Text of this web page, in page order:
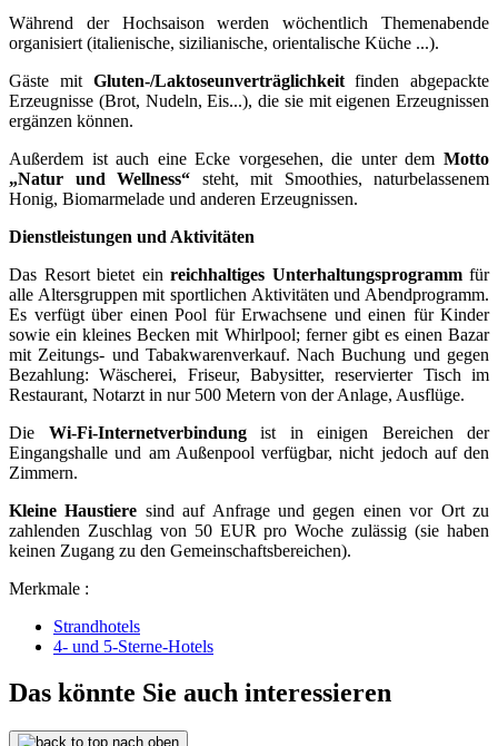
Während der Hochsaison werden wöchentlich Themenabende
organisiert (italienische, sizilianische, orientalische Küche ...).
Gäste mit Gluten-/Laktoseunverträglichkeitfinden abgepackte
Erzeugnisse (Brot, Nudeln, Eis...), die sie mit eigenen Erzeugnissen
ergänzen können.
Außerdem ist auch eine Ecke vorgesehen, die unter dem Motto
„Natur und Wellness“ steht, mit Smoothies, naturbelassenem
Honig, Biomarmelade und anderen Erzeugnissen.
Dienstleistungen und Aktivitäten
Das Resort bietet ein reichhaltiges Unterhaltungsprogrammfür
alle Altersgruppen mit sportlichen Aktivitäten und Abendprogramm.
Es verfügt über einen Pool für Erwachsene und einen für Kinder
sowie ein kleines Becken mit Whirlpool; ferner gibt es einen Bazar
mit Zeitungs- und Tabakwarenverkauf. Nach Buchung und gegen
Bezahlung: Wäscherei, Friseur, Babysitter, reservierter Tisch im
Restaurant, Notarzt in nur 500 Metern von der Anlage, Ausflüge.
Die Wi-Fi-Internetverbindungist in einigen Bereichen der
Eingangshalle und am Außenpool verfügbar, nicht jedoch auf den
Zimmern.
Kleine Haustiere sind auf Anfrage und gegen einen vor Ort zu
zahlenden Zuschlag von 50 EUR pro Woche zulässig (sie haben
keinen Zugang zu den Gemeinschaftsbereichen).
Merkmale :
Strandhotels
4- und 5-Sterne-Hotels
Das könnte Sie auch interessieren
nach oben